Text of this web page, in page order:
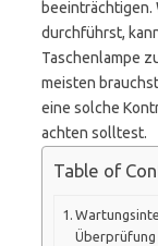
beeinträchtigen.
durchführst,
Taschenlampe
meisten
eine solche
achten solltest.
Table of
Überprüfung